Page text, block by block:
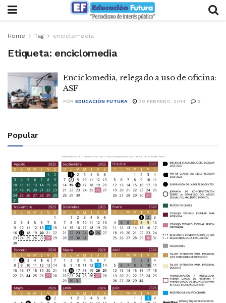
Home Tag enciclomedia
Etiqueta: enciclomedia
Enciclomedia, relegado a uso de oficina:
ASF
POR EDUCACIÓN FUTURA 20 FEBRERO, 2014 0
Popular